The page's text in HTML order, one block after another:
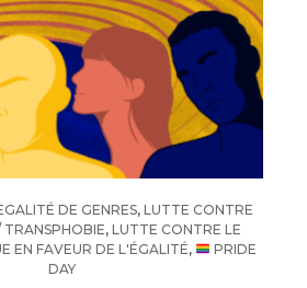
DE GENRES, LUTTE CONTRE
, LUTTE CONTRE LE
EN FAVEUR DE L'ÉGALITÉ,
PRIDE
DAY